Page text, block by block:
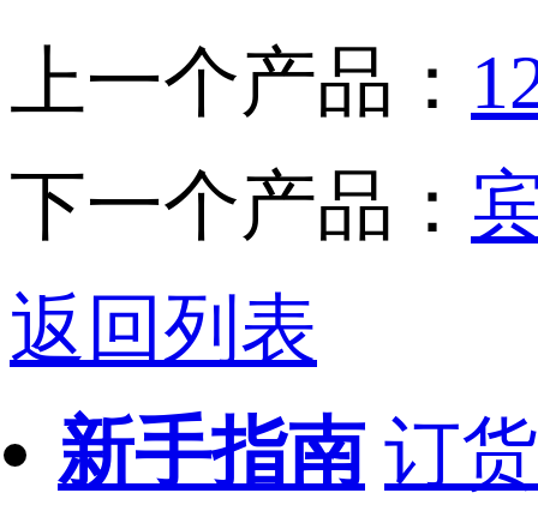
上一个产品：
下一个产品：
返回列表
新手指南 订